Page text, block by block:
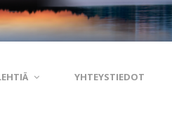
ja sanastoja
Avoimet työpaikat
Esitteet ja raportit
YHTEYSTIEDOT